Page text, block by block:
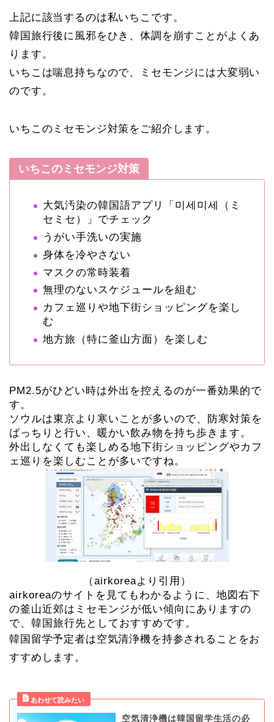
上記に該当するのは私いちこです。
韓国旅行後に風邪をひき、体調を崩すことがよくあ
ります。
いちこは喘息持ちなので、ミセモンジには大変弱い
のです。
いちこのミセモンジ対策をご紹介します。
いちこのミセモンジ対策
大気汚染の韓国語アプリ「미세미세（ミ
セミセ）」でチェック
うがい手洗いの実施
身体を冷やさない
マスクの常時装着
無理のないスケジュールを組む
カフェ巡りや地下街ショッピングを楽し
む
地方旅（特に釜山方面）を楽しむ
PM2.5がひどい時は外出を控えるのが一番効果的で
す。
ソウルは東京より寒いことが多いので、防寒対策を
ばっちりと行い、暖かい飲み物を持ち歩きます。
外出しなくても楽しめる地下街ショッピングやカフ
ェ巡りを楽しむことが多いですね。
（airkoreaより引用）
airkoreaのサイトを見てもわかるように、地図右下
の釜山近郊はミセモンジが低い傾向にありますの
で、韓国旅行先としておすすめです。
韓国留学予定者は空気清浄機を持参されることをお
すすめします。
空気清浄機は韓国留学生活の必